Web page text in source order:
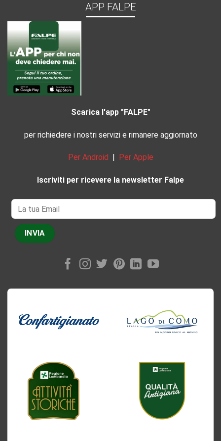
APP FALPE
Scarica l'app "FALPE"
per richiedere i nostri servizi e rimanere aggiornato
Per Android Per Apple
Iscriviti per ricevere la newsletter Falpe